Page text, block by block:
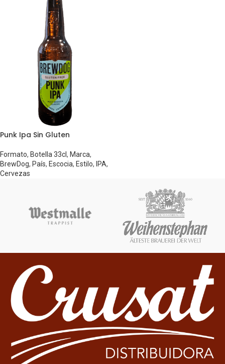
Punk Ipa Sin Gluten
Formato, Botella 33cl, Marca,
BrewDog, País, Escocia, Estilo, IPA,
Cervezas